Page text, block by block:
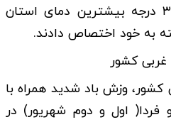
کمترین و صومعه‌سرا با ۳۵ درجه بیشترین دمای استان
کشور
وزش باد شدید همراه با
فردا( اول و دوم شهریور) در